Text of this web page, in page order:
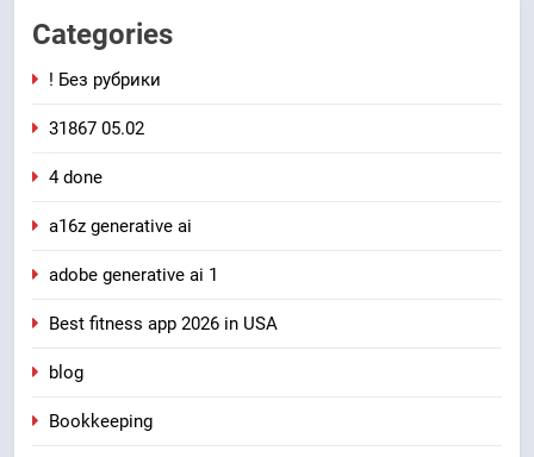
Categories
! Без рубрики
31867 05.02
4 done
a16z generative ai
adobe generative ai 1
Best fitness app 2026 in USA
blog
Bookkeeping